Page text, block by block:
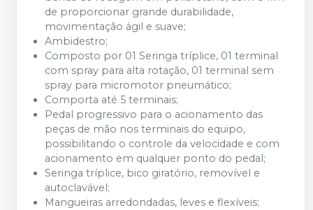
de proporcionar grande durabilidade,
movimentação ágil e suave;
Ambidestro;
Composto por 01 Seringa tríplice, 01 terminal
com spray para alta rotação, 01 terminal sem
spray para micromotor pneumático;
Comporta até 5 terminais;
Pedal progressivo para o acionamento das
peças de mão nos terminais do equipo,
possibilitando o controle da velocidade e com
acionamento em qualquer ponto do pedal;
Seringa tríplice, bico giratório, removível e
autoclavável;
Mangueiras arredondadas, leves e flexíveis;